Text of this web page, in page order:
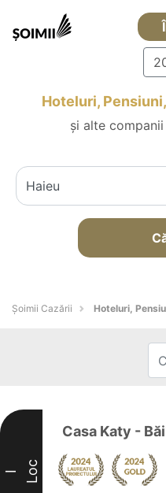
Hoteluri,
și alte
Șoimii Cazării Hoteluri,
I Loc
Casa Katy -